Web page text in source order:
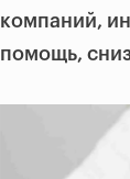
компаний,
помощь,